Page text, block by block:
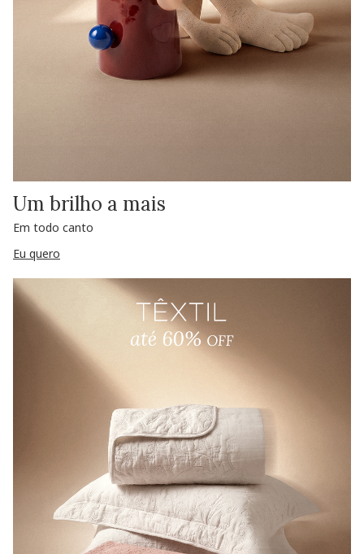
Um brilho a mais
Em todo canto
Eu quero